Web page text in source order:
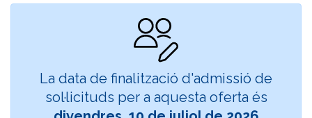
La data de finalització d'admissió de
sol·licituds per a aquesta oferta és